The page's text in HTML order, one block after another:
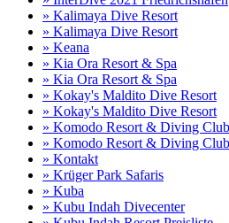
» Kalimaya Dive Resort
» Kalimaya Dive Resort
» Keana
» Kia Ora Resort & Spa
» Kia Ora Resort & Spa
» Kokay's Maldito Dive Resort
» Kokay's Maldito Dive Resort
» Komodo Resort & Diving Club
» Komodo Resort & Diving
» Kontakt
» Krüger Park Safaris
» Kuba
» Kubu Indah Divecenter